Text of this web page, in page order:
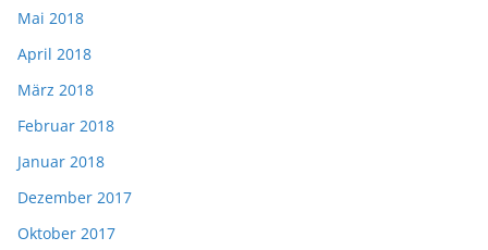
Mai 2018
April 2018
März 2018
Februar 2018
Januar 2018
Dezember 2017
Oktober 2017